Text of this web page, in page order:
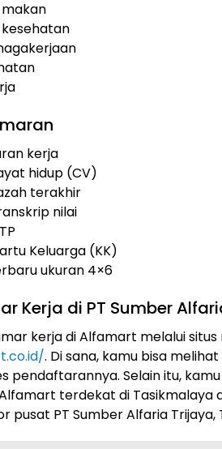
kerja
hidup (CV)
terakhir
nilai
Keluarga (KK)
ukuran 4×6
Kerja di PT Sumber
kerja di Alfamart melalui
. Di sana, kamu bisa
pendaftarannya. Selain itu,
terdekat di Tasikmalaya
pusat PT Sumber Alfaria Trijaya,